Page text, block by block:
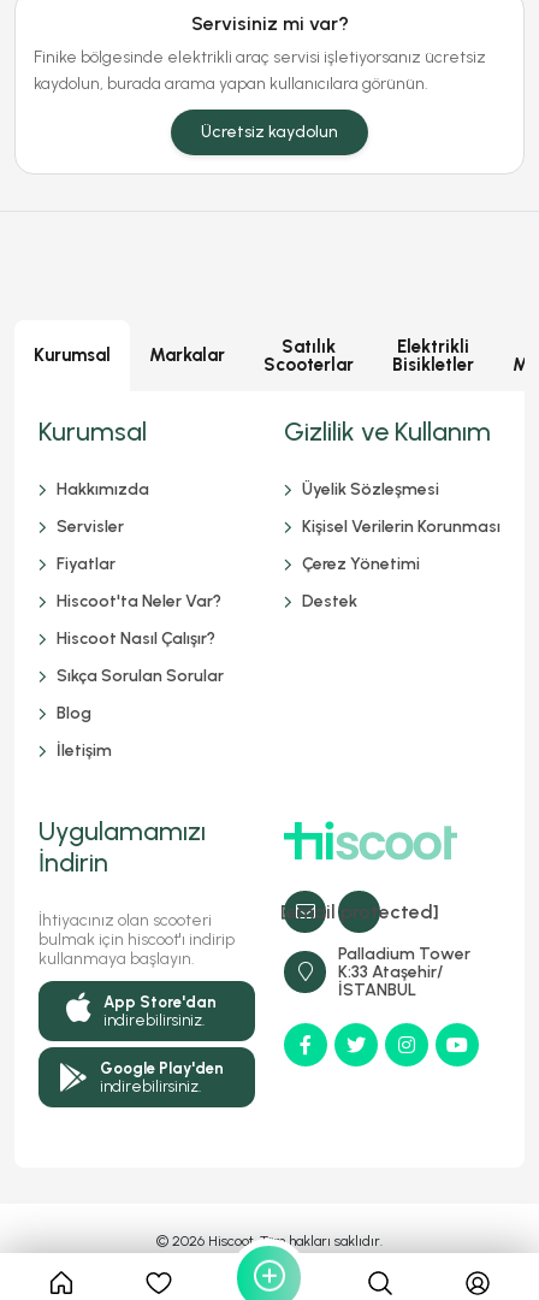
Servisiniz mi var?
Finike bölgesinde elektrikli araç servisi işletiyorsanız ücretsiz
kaydolun, burada arama yapan kullanıcılara görünün.
Ücretsiz kaydolun
Kurumsal Markalar
Satılık
Scooterlar
Elektrikli
Bisikletler
[email protected]
Palladium Tower
K:33 Ataşehir/
İSTANBUL
Kurumsal
Hakkımızda
Servisler
Fiyatlar
Hiscoot'ta Neler Var?
Hiscoot Nasıl Çalışır?
Sıkça Sorulan Sorular
Blog
İletişim
Gizlilik ve Kullanım
Üyelik Sözleşmesi
Kişisel Verilerin Korunması
Çerez Yönetimi
Destek
Uygulamamızı
İndirin
İhtiyacınız olan scooteri
bulmak için hiscoot'ı indirip
kullanmaya başlayın.
App Store'dan
indirebilirsiniz.
Google Play'den
indirebilirsiniz.
© 2026 Hiscoot, Tüm hakları saklıdır.
MyFC YAZILIM Markasıdır